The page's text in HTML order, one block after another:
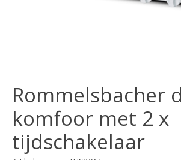
Rommelsbacher
komfoor met 2 x
tijdschakelaar